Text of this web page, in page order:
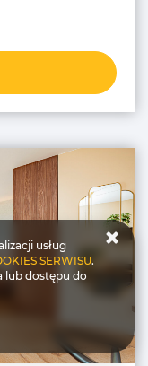
usług
SERWISU.
lub dostępu do